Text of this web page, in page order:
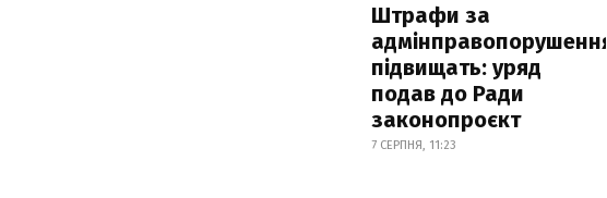
Штрафи за
адмінправопорушення
підвищать: уряд
подав до Ради
законопроєкт
7 СЕРПНЯ, 11:23